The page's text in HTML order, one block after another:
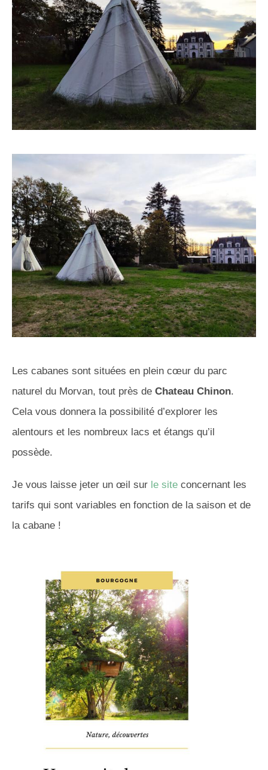
Les cabanes sont situées en plein cœur du parc
naturel du Morvan, tout près de Chateau Chinon.
Cela vous donnera la possibilité d’explorer les
alentours et les nombreux lacs et étangs qu’il
possède.
Je vous laisse jeter un œil sur le site concernant les
tarifs qui sont variables en fonction de la saison et de
la cabane !